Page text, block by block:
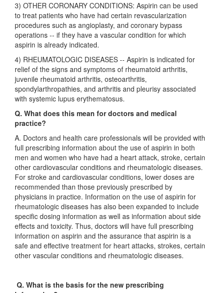
3) OTHER CORONARY CONDITIONS: Aspirin can be used
to treat patients who have had certain revascularization
procedures such as angioplasty, and coronary bypass
operations -- if they have a vascular condition for which
aspirin is already indicated.
4) RHEUMATOLOGIC DISEASES -- Aspirin is indicated for
relief of the signs and symptoms of rheumatoid arthritis,
juvenile rheumatoid arthritis, osteoarthritis,
spondylarthropathies, and arthritis and pleurisy associated
with systemic lupus erythematosus.
Q. What does this mean for doctors and medical
practice?
A. Doctors and health care professionals will be provided with
full prescribing information about the use of aspirin in both
men and women who have had a heart attack, stroke, certain
other cardiovascular conditions and rheumatologic diseases.
For stroke and cardiovascular conditions, lower doses are
recommended than those previously prescribed by
physicians in practice. Information on the use of aspirin for
rheumatologic diseases has also been expanded to include
specific dosing information as well as information about side
effects and toxicity. Thus, doctors will have full prescribing
information on aspirin and the assurance that aspirin is a
safe and effective treatment for heart attacks, strokes, certain
other vascular conditions and rheumatologic diseases.
Q. What is the basis for the new prescribing